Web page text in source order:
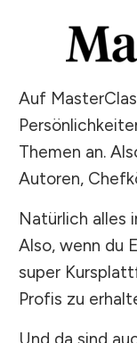
Auf
Themen an.
Autoren,
Natürlich alles
Also, wenn du
super
Profis zu